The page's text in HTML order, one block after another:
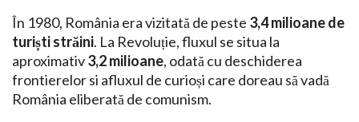
În 1980, România era vizitată de peste 3,4 milioane de
turiști străini. La Revoluție, fluxul se situa la
aproximativ3,2 milioane, odată cu deschiderea
frontierelor si afluxul de curioși care doreau să vadă
România eliberată de comunism.